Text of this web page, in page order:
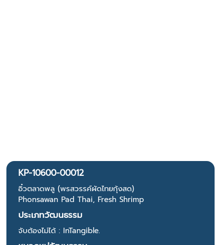
KP-10600-00012
อิ๋วตลาดพลู (พรสวรรค์ผัดไทยกุ้งสด)
Phonsawan Pad Thai, Fresh Shrimp
ประเภทวัฒนธรรม
จับต้องไม่ได้ : InTangible.